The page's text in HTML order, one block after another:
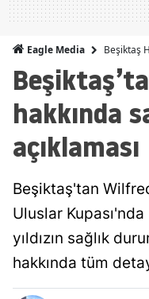
Eagle Media Beşiktaş
hakkında
açıklaması
Beşiktaş'tan
Uluslar
yıldızın sağlık
hakkında tüm